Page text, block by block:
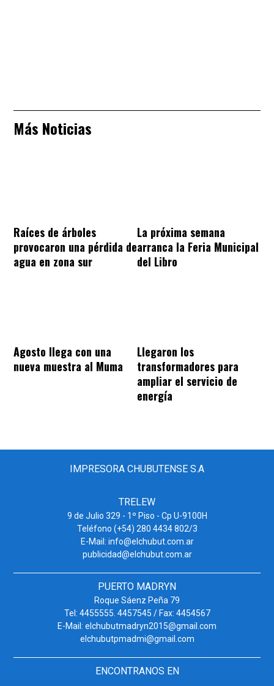
Más Noticias
Raíces de árboles
provocaron una pérdida de
agua en zona sur
La próxima semana
arranca la Feria Municipal
del Libro
Agosto llega con una
nueva muestra al Muma
Llegaron los
transformadores para
ampliar el servicio de
energía
IMPRESORA CHUBUTENSE S.A
TRELEW
9 de Julio 329 - 1º Piso - Cp U-9100H
Teléfono (+54) 280 4434 802/3
E-Mail: info@elchubut.com.ar
publicidad@elchubut.com.ar
PUERTO MADRYN
Roque Sáenz Peña 79
Tel: 4455555. 4457545 / Fax: 4454567
E-Mail: elchubutmadryn2015@gmail.com
elchubutpmadmi@gmail.com
ENCONTRANOS EN